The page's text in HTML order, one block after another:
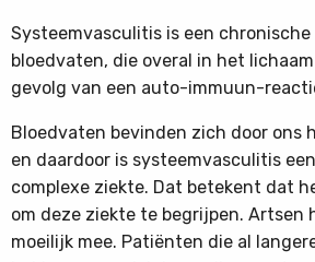
Systeemvasculitis is een
bloedvaten, die overal in het
gevolg van een auto-immuun-
Bloedvaten bevinden zich door ons
en daardoor is systeemvasculitis
complexe ziekte. Dat betekent dat
om deze ziekte te begrijpen. Artsen
moeilijk mee. Patiënten die al